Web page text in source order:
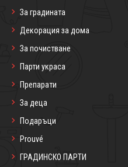
За градината
Декорация за дома
За почистване
Парти украса
Препарати
За деца
Подаръци
Prouvé
ГРАДИНСКО ПАРТИ